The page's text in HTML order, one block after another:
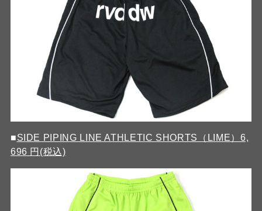
■SIDE PIPING LINE ATHLETIC SHORTS（LIME）6,
696 円(税込)